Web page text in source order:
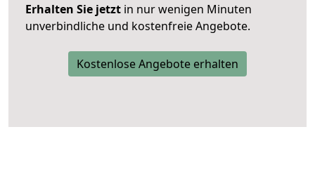
Erhalten Sie jetzt in nur wenigen Minuten
unverbindliche und kostenfreie Angebote.
Kostenlose Angebote erhalten